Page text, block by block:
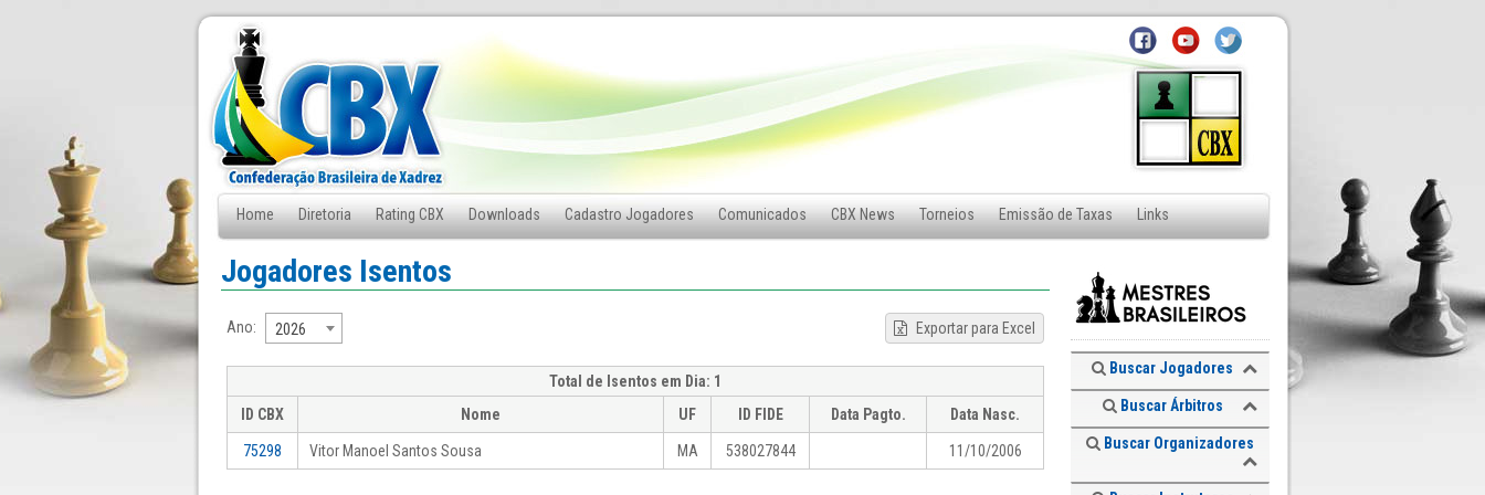
Home Diretoria Rating CBX Downloads Cadastro Jogadores Comunicados CBX News Torneios Emissão de Taxas Links
Fale Conosco
Jogadores Isentos
Ano: 2026 Exportar para Excel
Total de Isentos em Dia: 1
ID CBX
Nome UF ID FIDE Data Pagto. Data Nasc.
75298 Vitor Manoel Santos Sousa MA 538027844 11/10/2006
Buscar Jogadores
Buscar Árbitros
Buscar Organizadores